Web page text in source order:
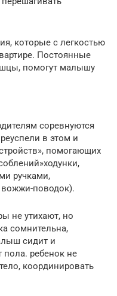
которые с легкостью
Постоянные
помогут малышу
соревнуются
в этом и
помогающих
ручками,
поводок).
не утихают, но
сомнительна,
сидит и
пола. ребенок не
координировать